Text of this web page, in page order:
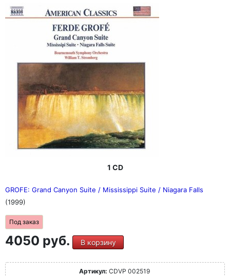
1 CD
GROFE: Grand Canyon Suite / Mississippi Suite / Niagara Falls
(1999)
Под заказ
4050 руб. В корзину
Артикул: CDVP 002519